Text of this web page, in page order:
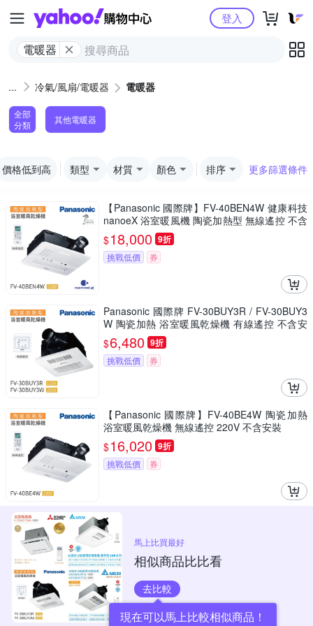
Yahoo購物中心
電暖器
登入
冷氣/風扇/電暖器 電暖器
全部
分類
其他電暖器
價格低到高 類型 材質 顏色 排序 更多篩選條件
【Panasonic 國際牌】FV-40BEN4W 健康科技
nanoeX 浴室暖風機 陶瓷加熱型 無線遙控 不含
安裝
$18,000 9折
挑戰低價 券
Panasonic 國際牌 FV-30BUY3R / FV-30BUY3
W 陶瓷加熱 浴室暖風乾燥機 有線遙控 不含安
裝
$6,480 9折
挑戰低價 券
【Panasonic 國際牌】FV-40BE4W 陶瓷加熱
浴室暖風乾燥機 無線遙控 220V 不含安裝
$16,020 9折
挑戰低價 券
馬上比買最好
相似商品比比看
去比較
現在可以馬上比較相似商品！